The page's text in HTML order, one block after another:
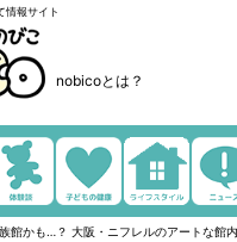
情報サイト
nobicoとは？
館かも…？ 大阪・ニフレルのアートな館